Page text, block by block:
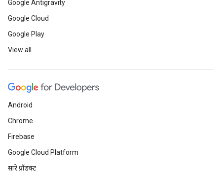
Google Antigravity
Google Cloud
Google Play
View all
Android
Chrome
Firebase
Google Cloud Platform
सारे प्रॉडक्ट